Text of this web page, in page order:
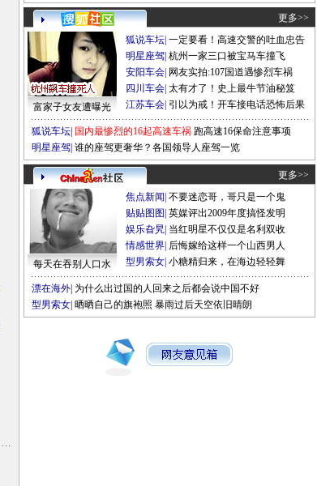
更多>>
富家子女友遭曝光
狐说车坛 一定要看！高速交警的吐血忠告
明星座驾 杭州一家三口被宝马车撞飞
安阳车会 网友实拍:107国道遇惨烈车祸
四川车会 太有才了！史上最牛节油秘笈
江苏车会 引以为戒！开车接电话恐怖后果
狐说车坛 国内最惨烈的16起高速车祸 跑高速16保命注意事项
明星座驾 谁的座驾更奢华？各国领导人座驾一览
更多>>
每天在吞别人口水
焦点新闻 不要迷恋哥，哥只是一个鬼
贴贴图图 英媒评出2009年度搞怪发明
娱乐旮旯 当红明星不仅仅是名利双收
情感世界 后悔嫁给这样一个山西男人
型男索女 小糖精归来，在海边轻轻舞
漂在海外 为什么出过国的人回来之后都会说中国不好
型男索女 晒晒自己的旗袍照 暴雨过后天空依旧晴朗